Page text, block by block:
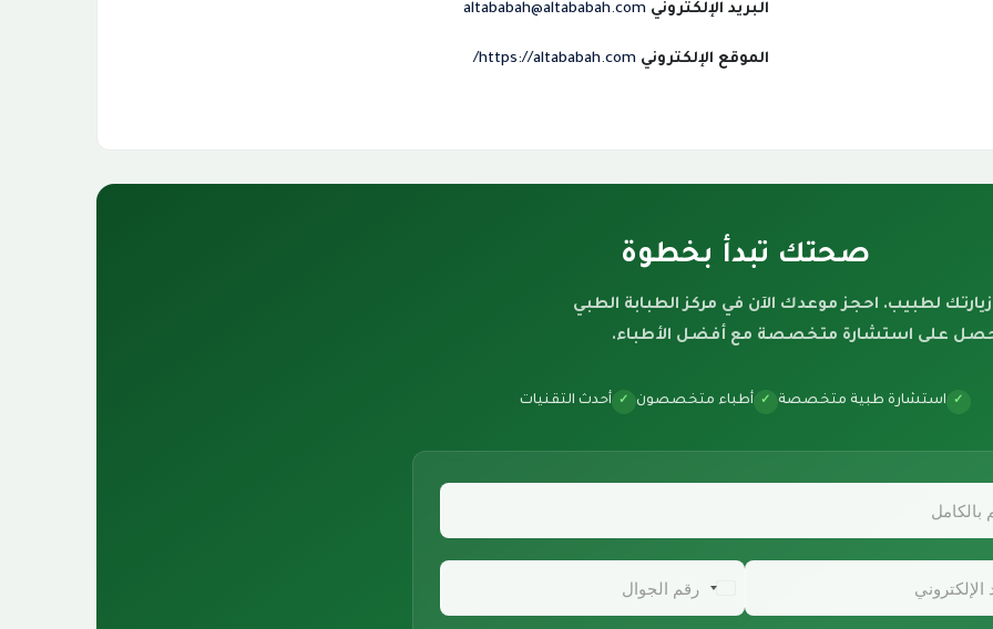
البريد الإلكتروني altababah@altababah.com
الموقع الإلكتروني https://altababah.com/
صحتك تبدأ بخطوة
زيارتك لطبيب. احجز موعدك الآن في مركز الطبابة الطبي
على استشارة متخصصة مع أفضل الأطباء.
✓ استشارة طبية متخصصة ✓ أطباء متخصصون ✓ أحدث التقنيات